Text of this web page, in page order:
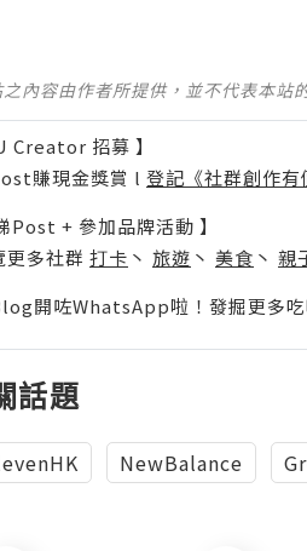
內容由作者所提供，並不代表本站
Creator 招募 】
賺現金獎賞 l 登記《社群創作有
Post + 參加品牌活動 】
更多社群 打卡 丶 旅遊 丶 美食 丶 親
開咗WhatsApp啦！發掘更多吃
話題
NewBalance